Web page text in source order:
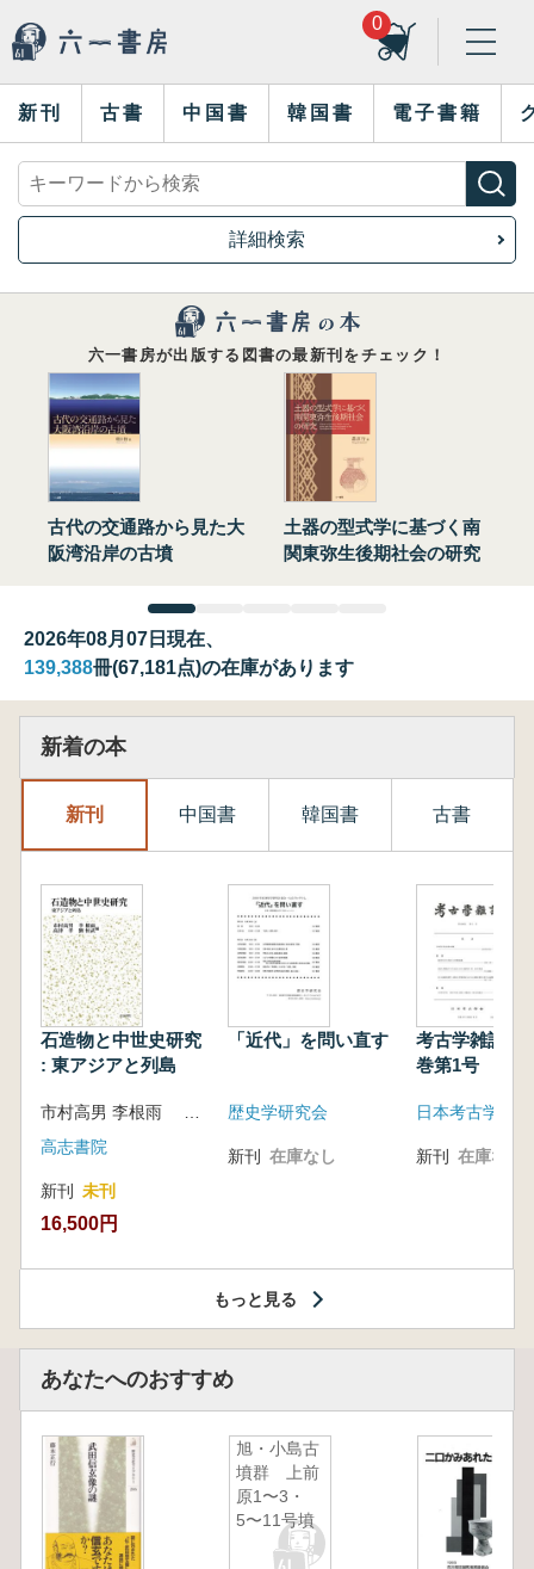
0
新刊 古書 中国書 韓国書 電子書籍
詳細検索
六一書房が出版する図書の最新刊をチェック！
古代の交通路から見た大
阪湾沿岸の古墳
土器の型式学に基づく南
関東弥生後期社会の研究
2026年08月07日現在、
139,388冊(67,181点)の在庫があります
新着の本
新刊 中国書 韓国書 古書
石造物と中世史研究
: 東アジアと列島
高志書院
新刊 未刊
16,500円
「近代」を問い直す
歴史学研究会
新刊 在庫なし
考古学雑誌
巻第1号
日本考古学会
新刊 在庫なし
もっと見る
あなたへのおすすめ
旭・小島古
墳群 上前
原1〜3・
5〜11号墳